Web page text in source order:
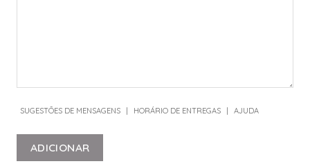
SUGESTÕES DE MENSAGENS | HORÁRIO DE ENTREGAS | AJUDA
ADICIONAR